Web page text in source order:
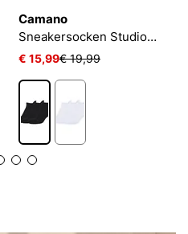
Camano
Sneakersocken Studio-Line Pilates und Yoga
€ 15,99€ 19,99